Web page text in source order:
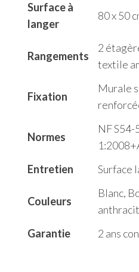
Surface à
langer
80 x 50
Rangements
2
textile
Fixation
Murale
Normes
NF
Entretien
Surface
Couleurs
Blanc,
Garantie
2 ans